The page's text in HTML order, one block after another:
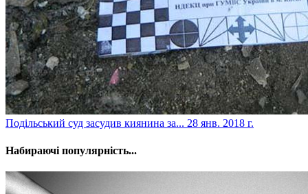
​Подільський суд засудив киянина за... 28 янв. 2018 г.
Набираючі популярність...